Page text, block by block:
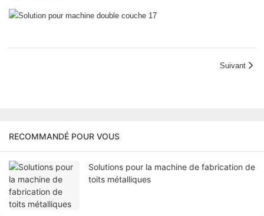
Suivant
RECOMMANDÉ POUR VOUS
Solutions pour la machine de fabrication de
toits métalliques